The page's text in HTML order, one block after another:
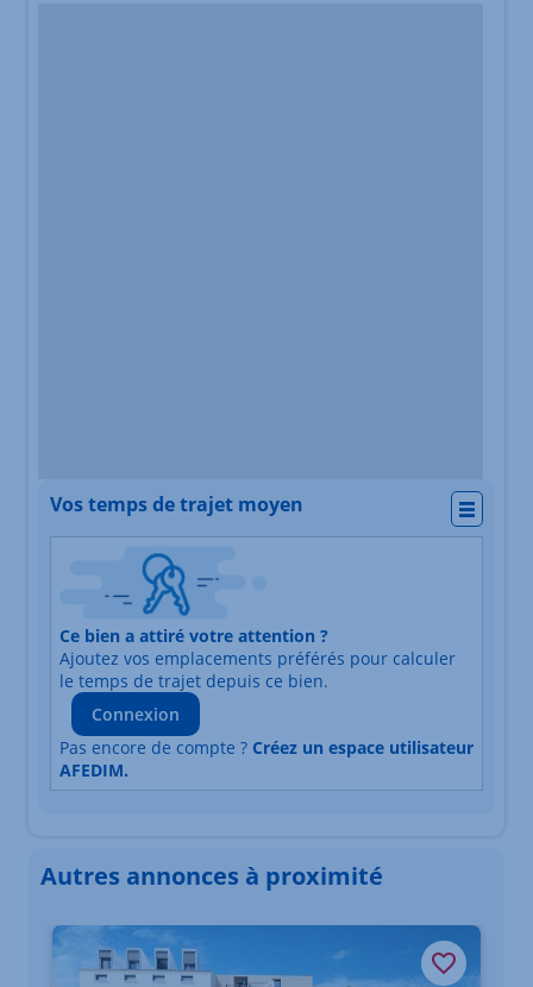
Vos temps de trajet moyen
Nature du lieu
Adresse
Durée du trajet en voiture
Durée du trajet en
Ce bien a attiré votre attention ?
Ajoutez vos emplacements préférés pour calculer
le temps de trajet depuis ce bien.
Connexion
Pas encore de compte ? Créez un espace utilisateur
AFEDIM.
Autres annonces à proximité
Élément 1 sur 3